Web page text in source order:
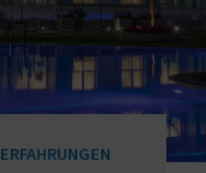
ERFAHRUNGEN